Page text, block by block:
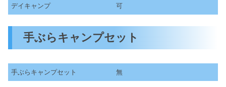
デイキャンプ 可
手ぶらキャンプセット
手ぶらキャンプセット 無